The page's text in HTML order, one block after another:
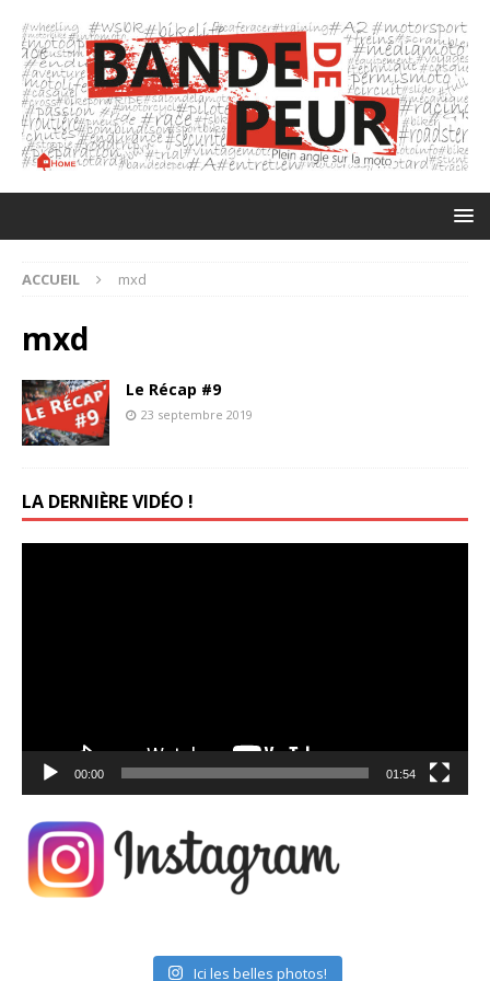
ACCUEIL mxd
mxd
Le Récap #9
23 septembre 2019
LA DERNIÈRE VIDÉO !
00:00 01:54
Ici les belles photos!